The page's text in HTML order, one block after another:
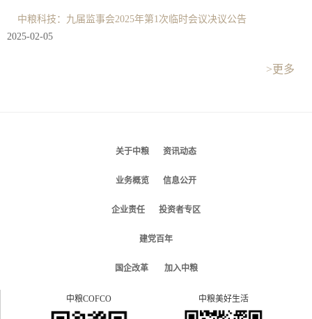
中粮科技：九届监事会2025年第1次临时会议决议公告
2025-02-05
>更多
关于中粮 资讯动态
业务概览 信息公开
企业责任 投资者专区
建党百年
国企改革 加入中粮
中粮COFCO 中粮美好生活